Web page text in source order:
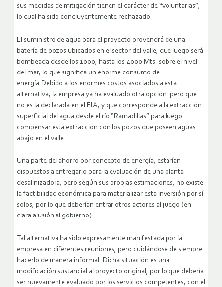
sus medidas de mitigación tienen el carácter de “voluntarias”,
lo cual ha sido concluyentemente rechazado.
El suministro de agua para el proyecto provendrá de una
batería de pozos ubicados en el sector del valle, que luego será
bombeada desde los 1000, hasta los 4000 Mts. sobre el nivel
del mar, lo que significa un enorme consumo de
energía.Debido a los enormes costos asociados a esta
alternativa, la empresa ya ha evaluado otra opción, pero que
no es la declarada en el EIA, y que corresponde a la extracción
superficial del agua desde el río “Ramadillas” para luego
compensar esta extracción con los pozos que poseen aguas
abajo en el valle.
Una parte del ahorro por concepto de energía, estarían
dispuestos a entregarlo para la evaluación de una planta
desalinizadora, pero según sus propias estimaciones, no existe
la factibilidad económica para materializar esta inversión por sí
solos, por lo que deberían entrar otros actores al juego (en
clara alusión al gobierno).
Tal alternativa ha sido expresamente manifestada por la
empresa en diferentes reuniones, pero cuidándose de siempre
hacerlo de manera informal. Dicha situación es una
modificación sustancial al proyecto original, por lo que debería
ser nuevamente evaluado por los servicios competentes, con el